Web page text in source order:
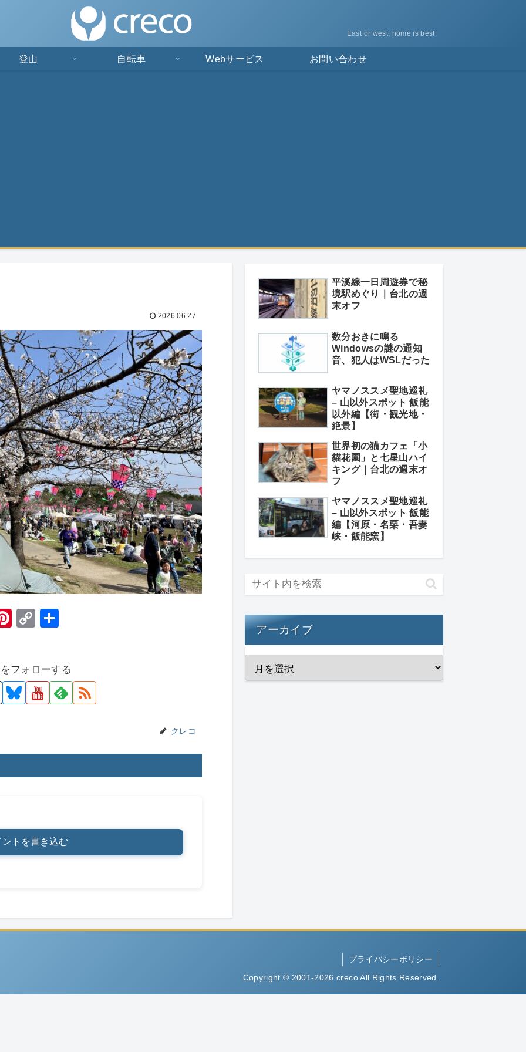
East or west, home is best.
登山 自転車 Webサービス お問い合わせ
2026.06.27
Pi
e
st
C
y
Li
フォローする
クレコ
ントを書き込む
平溪線一日周遊券で秘
境駅めぐり｜台北の週
末オフ
数分おきに鳴る
Windowsの謎の通知
音、犯人はWSLだった
ヤマノススメ聖地巡礼
– 山以外スポット 飯能
以外編【街・観光地・
絶景】
世界初の猫カフェ「小
貓花園」と七星山ハイ
キング｜台北の週末オ
フ
ヤマノススメ聖地巡礼
– 山以外スポット 飯能
編【河原・名栗・吾妻
峡・飯能窯】
アーカイブ
プライバシーポリシー
Copyright © 2001-2026 creco All Rights Reserved.